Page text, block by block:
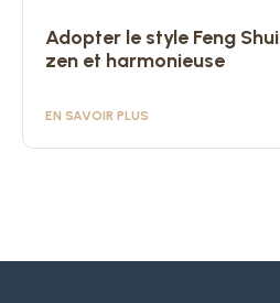
Adopter le style Feng
zen et harmonieuse
EN SAVOIR PLUS